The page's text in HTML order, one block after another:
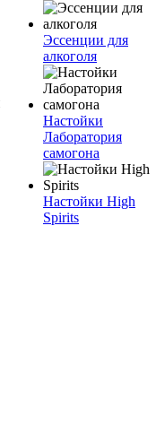
Эссенции для
алкоголя
Настойки
Лаборатория
самогона
Настойки High
Spirits